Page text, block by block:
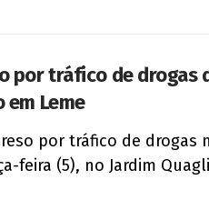
por tráfico de drogas
Leme
por tráfico de drogas
feira (5), no Jardim